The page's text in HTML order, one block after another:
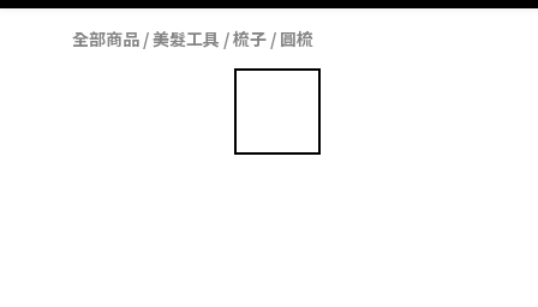
全部商品 /美髮工具 /梳子 / 圓梳